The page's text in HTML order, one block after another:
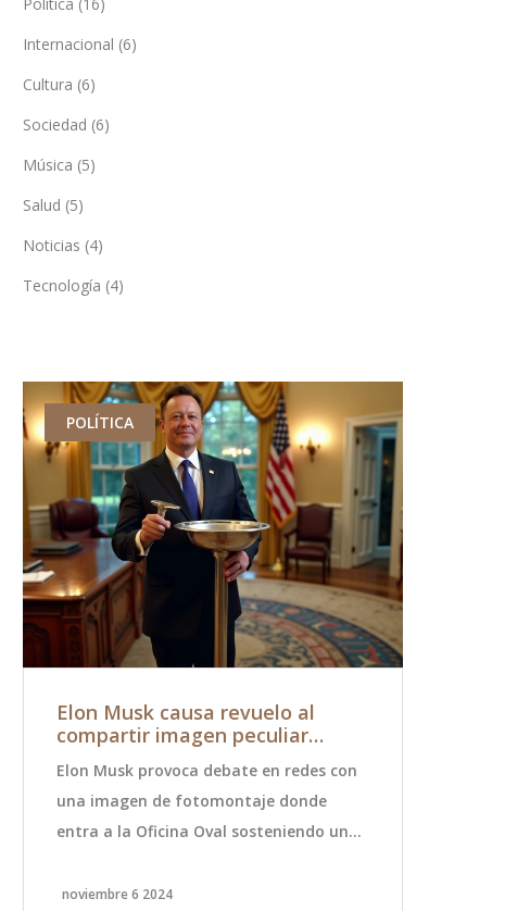
Internacional (6)
Cultura (6)
Sociedad (6)
Música (5)
Salud (5)
Noticias (4)
Tecnología (4)
POLÍTICA
Elon Musk causa revuelo al
compartir imagen peculiar
triunfo electoral de Trump
Elon Musk provoca debate en redes con
una imagen de fotomontaje donde
entra a la Oficina Oval sosteniendo un
Donald Trump en 2024. La imagen,
noviembre 6 2024